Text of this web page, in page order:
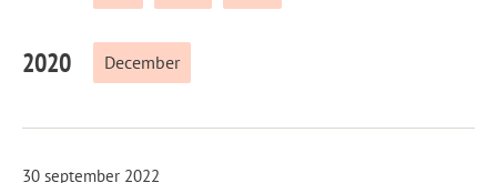
2020 December
30 september 2022